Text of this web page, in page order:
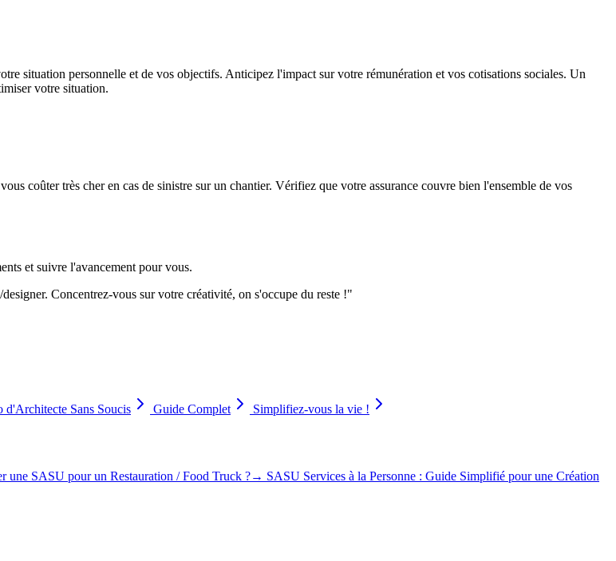
situation personnelle et de vos objectifs. Anticipez l'impact sur votre rémunération et vos cotisations sociales. Un
votre situation.
coûter très cher en cas de sinistre sur un chantier. Vérifiez que votre assurance couvre bien l'ensemble de vos
et suivre l'avancement pour vous.
Concentrez-vous sur votre créativité, on s'occupe du reste !"
d'Architecte Sans Soucis Guide Complet Simplifiez-vous la vie !
une SASU pour un Restauration / Food Truck ?→ SASU Services à la Personne : Guide Simplifié pour une Création